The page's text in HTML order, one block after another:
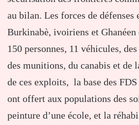
au bilan. Les forces de défenses
Burkinabè, ivoiriens et
150 personnes, 11 véhicules,
des munitions, du canabis et de
de ces exploits, la base des FDS
ont offert aux populations des
peinture d’une école, et la